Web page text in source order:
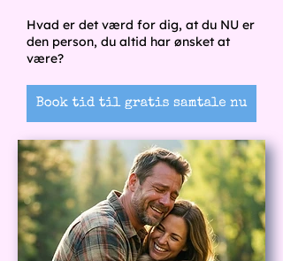
Hvad er det værd for dig, at du NU er
den person, du altid har ønsket at
være?